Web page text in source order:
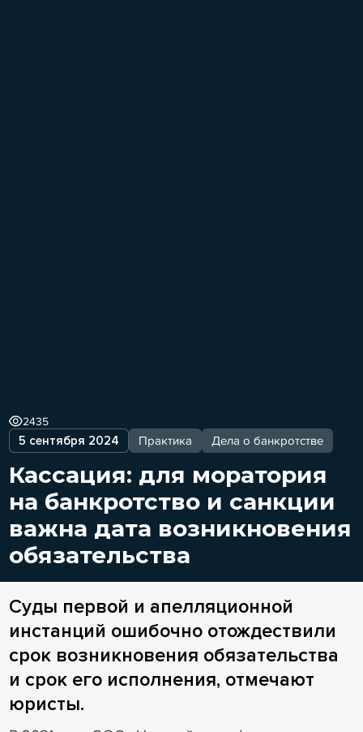
5 сентября 2024 Практика Дела о банкротстве
2435
Кассация: для моратория
на банкротство и санкции
важна дата возникновения
обязательства
Суды первой и апелляционной
инстанций ошибочно отождествили
срок возникновения обязательства
и срок его исполнения, отмечают
юристы.